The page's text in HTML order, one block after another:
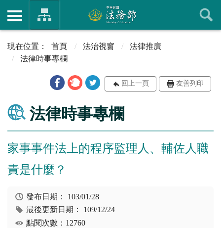
首頁 法治視窗
法律推廣
法律時事專欄
回上一頁 友善列印
法律時事專欄
家事事件法上的程序監理人、輔佐人職
責是什麼？
發布日期： 103/01/28
最後更新日期： 109/12/24
點閱次數：12760